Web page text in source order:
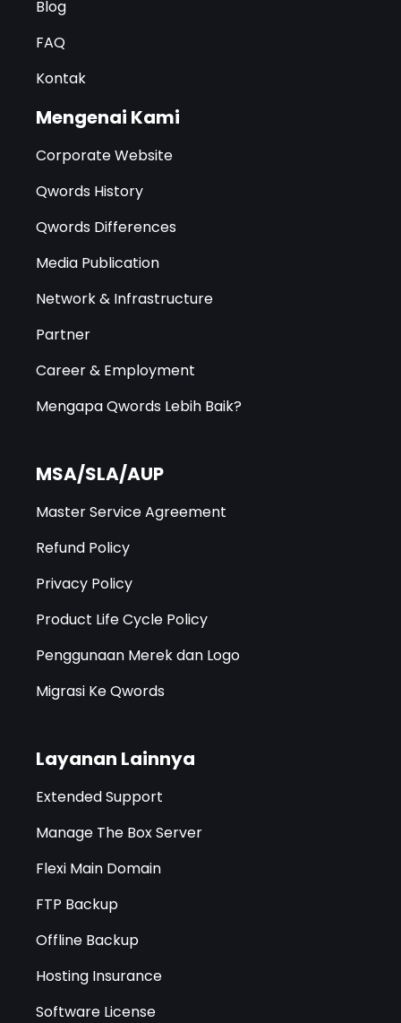
Blog
FAQ
Kontak
Mengenai Kami
Corporate Website
Qwords History
Qwords Differences
Media Publication
Network & Infrastructure
Partner
Career & Employment
Mengapa Qwords Lebih Baik?
MSA/SLA/AUP
Master Service Agreement
Refund Policy
Privacy Policy
Product Life Cycle Policy
Penggunaan Merek dan Logo
Migrasi Ke Qwords
Layanan Lainnya
Extended Support
Manage The Box Server
Flexi Main Domain
FTP Backup
Offline Backup
Hosting Insurance
Software License